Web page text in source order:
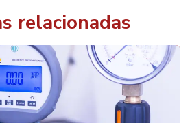
relacionadas